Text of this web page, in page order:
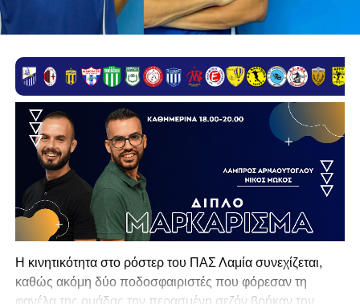
Η κινητικότητα στο ρόστερ του ΠΑΣ Λαμία συνεχίζεται,
καθώς ακόμη δύο ποδοσφαιριστές που φόρεσαν τη
φανέλα της ομάδας την περασμένη σεζόν βρήκαν τον